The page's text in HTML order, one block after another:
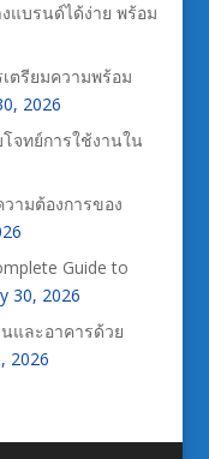
แบรนด์ได้ง่าย พร้อม
ตรียมความพร้อม
2026
จทย์การใช้งานใน
ามต้องการของ
Guide to
30, 2026
และอาคารด้วย
2026